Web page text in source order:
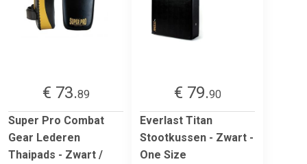
€ 73.89
Super Pro Combat
Gear Lederen
Thaipads - Zwart /
€ 79.90
Everlast Titan
Stootkussen - Zwart -
One Size